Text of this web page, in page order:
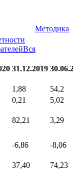
Методика
Вся
31.12.2019
1,88
54,2
0,21
5,02
82,21 3,29
-6,86
-8,06
37,40 74,23